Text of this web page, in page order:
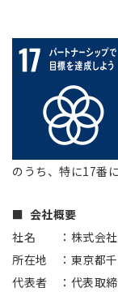
のうち、特に17番
■ 会社概要
社名 ：株式会社
所在地 ：東京都千
代表者 ：代表取締